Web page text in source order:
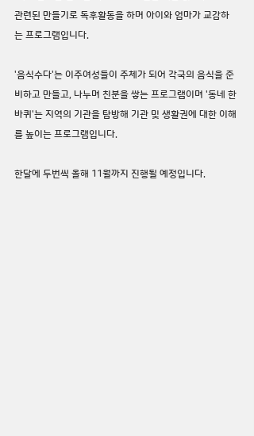
관련된 만들기로 독후활동을 하며 아이와 엄마가 교감하
는 프로그램입니다.
'음식수다'는 이주여성들이 주체가 되어 각국의 음식을 준
비하고 만들고, 나누며 친분을 쌓는 프로그램이며 '동네 한
바퀴'는 지역의 기관을 탐방해 기관 및 생활권에 대한 이해
를 높이는 프로그램입니다.
한달에 두번씩 올해 11월까지 진행될 예정입니다.